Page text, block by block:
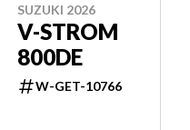
SUZUKI 2026
V-STROM
800DE
W-GET-10766